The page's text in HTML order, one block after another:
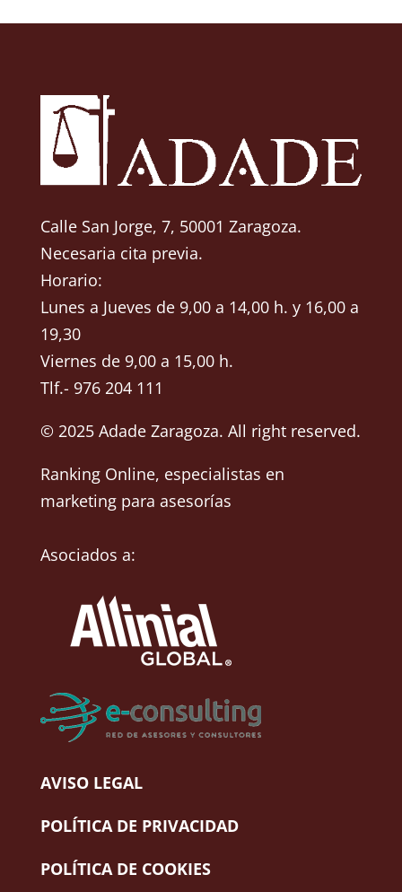
Calle San Jorge, 7, 50001 Zaragoza.
Necesaria cita previa.
Horario:
Lunes a Jueves de 9,00 a 14,00 h. y 16,00 a
19,30
Viernes de 9,00 a 15,00 h.
Tlf.- 976 204 111
© 2025 Adade Zaragoza. All right reserved.
Ranking Online, especialistas en
marketing para asesorías
Asociados a:
AVISO LEGAL
POLÍTICA DE PRIVACIDAD
POLÍTICA DE COOKIES